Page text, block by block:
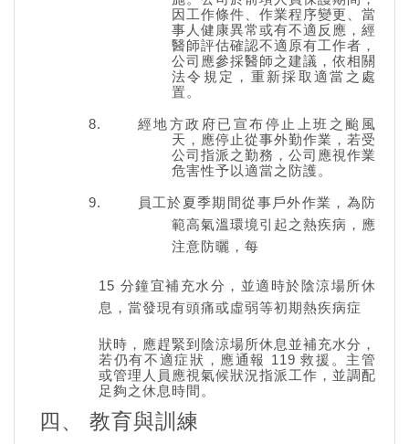
因工作條件、作業程序變更、當
事人健康異常或有不適反應，經
醫師評估確認不適原有工作者，
公司應參採醫師之建議，依相關
法令規定，重新採取適當之處
置。
經地方政府已宣布停止上班之颱風
天，應停止從事外勤作業，若受
公司指派之勤務，公司應視作業
危害性予以適當之防護。
員工於夏季期間從事戶外作業，為防
範高氣溫環境引起之熱疾病，應
注意防曬，每
15 分鐘宜補充水分，並適時於陰涼場所休
息，當發現有頭痛或虛弱等初期熱疾病症
狀時，應趕緊到陰涼場所休息並補充水分，
若仍有不適症狀，應通報 119 救援。主管
或管理人員應視氣候狀況指派工作，並調配
足夠之休息時間。
四、 教育與訓練